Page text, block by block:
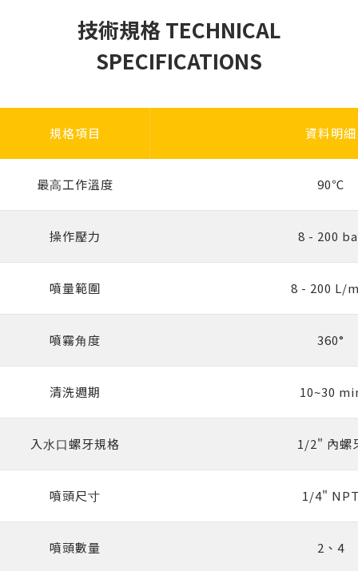
技術規格 TECHNICAL
SPECIFICATIONS
規格項目 資料明細
最⾼⼯作溫度 90℃
操作壓⼒ 8 - 200
噴量範圍 8 - 200 L/
噴霧⾓度 360°
清洗週期 10~30
入⽔⼝螺牙規格 1/2" 內螺
噴頭尺⼨ 1/4"
噴頭數量 2、4